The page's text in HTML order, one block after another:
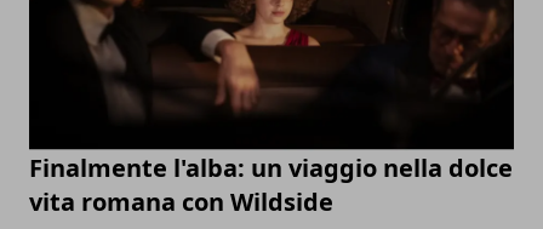
Finalmente l'alba: un viaggio nella dolce
vita romana con Wildside